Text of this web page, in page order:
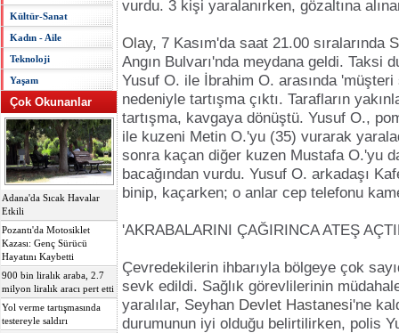
Kültür-Sanat
Kadın - Aile
Teknoloji
Yaşam
Çok Okunanlar
Adana'da Sıcak Havalar
Etkili
Pozantı'da Motosiklet
Kazası: Genç Sürücü
Hayatını Kaybetti
900 bin liralık araba, 2.7
milyon liralık aracı pert etti
Yol verme tartışmasında
testereyle saldırı
vurdu. 3 kişi yaralanırken, gözaltına
Olay, 7 Kasım'da saat 21.00 sıralarında
Angın Bulvarı'nda meydana geldi. Taksi
Yusuf O. ile İbrahim O. arasında 'müşteri
nedeniyle tartışma çıktı. Tarafların
tartışma, kavgaya dönüştü. Yusuf O.,
ile kuzeni Metin O.'yu (35) vurarak
sonra kaçan diğer kuzen Mustafa O.'yu
bacağından vurdu. Yusuf O. arkadaşı
binip, kaçarken; o anlar cep telefonu
'AKRABALARINI ÇAĞIRINCA ATEŞ
Çevredekilerin ihbarıyla bölgeye çok
sevk edildi. Sağlık görevlilerinin
yaralılar, Seyhan Devlet Hastanesi'ne
durumunun iyi olduğu belirtilirken, polis